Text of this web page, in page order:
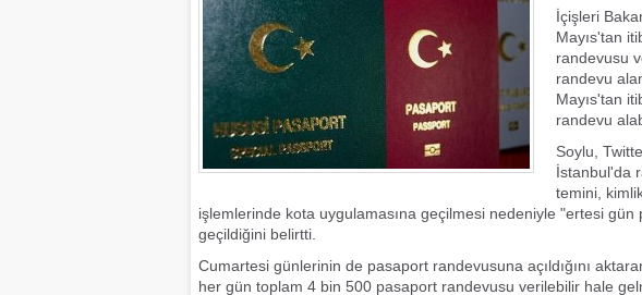
İçişleri
Mayıs'tan
randevusu
randevu
Mayıs'tan
randevu
Soylu,
İstanbul'da
temini,
işlemlerinde kota uygulamasına geçilmesi nedeniyle "ertesi
geçildiğini belirtti.
Cumartesi günlerinin de pasaport randevusuna açıldığını
her gün toplam 4 bin 500 pasaport randevusu verilebilir hale